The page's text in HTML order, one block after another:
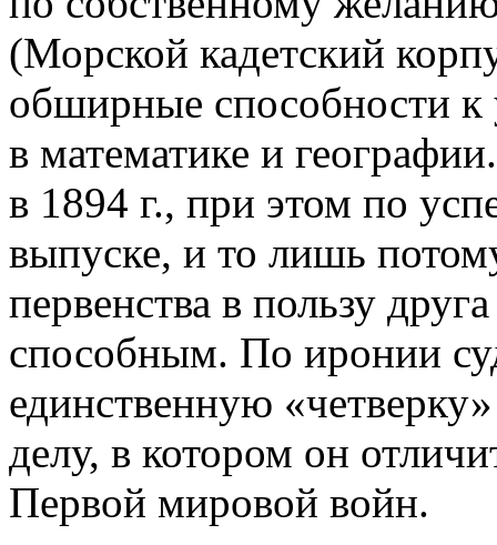
(Морской кадетский
обширные способности к
в математике и
в 1894 г., при этом по
выпуске, и то лишь
первенства в пользу
способным. По иронии
единственную
делу, в котором он
Первой мировой войн.